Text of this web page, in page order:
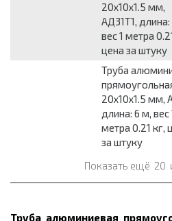
20x10x1.5 мм,
АД31Т1, длина:
вес 1 метра
цена за штуку
Труба
20x10x1.5 мм,
длина: 6 м, вес
метра 0.21 кг,
за штуку
Показать ещё 20
Труба алюминиевая